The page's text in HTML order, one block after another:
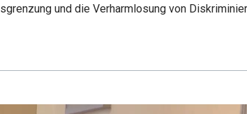
und die Verharmlosung von